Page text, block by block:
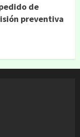
de
preventiva